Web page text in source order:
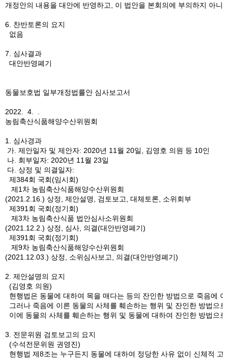
개정안의 내용을 대안에 반영하고, 이 법안을 본회의에 부의하지 아니
6. 찬반토론의 요지
없음
7. 심사결과
대안반영폐기
동물보호법 일부개정법률안 심사보고서
2022. 4. .
농림축산식품해양수산위원회
1. 심사경과
가. 제안일자 및 제안자: 2020년 11월 20일, 김영호 의원 등 10인
나. 회부일자: 2020년 11월 23일
다. 상정 및 의결일자:
제384회 국회(임시회)
제1차 농림축산식품해양수산위원회
(2021.2.16.) 상정, 제안설명, 검토보고, 대체토론, 소위회부
제391회 국회(정기회)
제3차 농림축산식품 법안심사소위원회
(2021.12.2.) 상정, 심사, 의결(대안반영폐기)
제391회 국회(정기회)
제9차 농림축산식품해양수산위원회
(2021.12.03.) 상정, 소위심사보고, 의결(대안반영폐기)
2. 제안설명의 요지
(김영호 의원)
현행법은 동물에 대하여 목을 매다는 등의 잔인한 방법으로 죽음에
그러나 죽음에 이른 동물의 사체를 훼손하는 행위 및 잔인한 방법으
이에 동물의 사체를 훼손하는 행위 및 동물에 대하여 잔인한 방법으
3. 전문위원 검토보고의 요지
(수석전문위원 권영진)
현행법 제8조는 누구든지 동물에 대하여 정당한 사유 없이 신체적